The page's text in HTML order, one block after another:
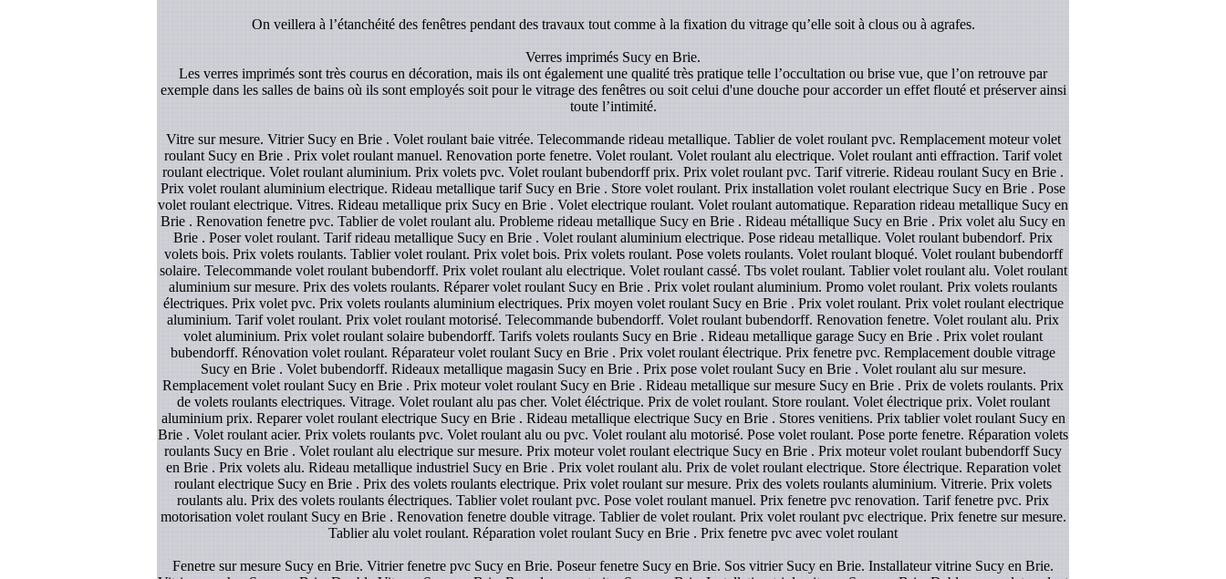
On veillera à l’étanchéité des fenêtres pendant des travaux tout comme à la fixation du vitrage qu’elle soit à clous ou à agrafes.
Verres imprimés Sucy en Brie.
Les verres imprimés sont très courus en décoration, mais ils ont également une qualité très pratique telle l’occultation ou brise vue, que l’on retrouve par
exemple dans les salles de bains où ils sont employés soit pour le vitrage des fenêtres ou soit celui d'une douche pour accorder un effet flouté et préserver ainsi
toute l’intimité.
Vitre sur mesure. Vitrier Sucy en Brie . Volet roulant baie vitrée. Telecommande rideau metallique. Tablier de volet roulant pvc. Remplacement moteur volet
roulant Sucy en Brie . Prix volet roulant manuel. Renovation porte fenetre. Volet roulant. Volet roulant alu electrique. Volet roulant anti effraction. Tarif volet
roulant electrique. Volet roulant aluminium. Prix volets pvc. Volet roulant bubendorff prix. Prix volet roulant pvc. Tarif vitrerie. Rideau roulant Sucy en Brie .
Prix volet roulant aluminium electrique. Rideau metallique tarif Sucy en Brie . Store volet roulant. Prix installation volet roulant electrique Sucy en Brie . Pose
volet roulant electrique. Vitres. Rideau metallique prix Sucy en Brie . Volet electrique roulant. Volet roulant automatique. Reparation rideau metallique Sucy en
Brie . Renovation fenetre pvc. Tablier de volet roulant alu. Probleme rideau metallique Sucy en Brie . Rideau métallique Sucy en Brie . Prix volet alu Sucy en
Brie . Poser volet roulant. Tarif rideau metallique Sucy en Brie . Volet roulant aluminium electrique. Pose rideau metallique. Volet roulant bubendorf. Prix
volets bois. Prix volets roulants. Tablier volet roulant. Prix volet bois. Prix volets roulant. Pose volets roulants. Volet roulant bloqué. Volet roulant bubendorff
solaire. Telecommande volet roulant bubendorff. Prix volet roulant alu electrique. Volet roulant cassé. Tbs volet roulant. Tablier volet roulant alu. Volet roulant
aluminium sur mesure. Prix des volets roulants. Réparer volet roulant Sucy en Brie . Prix volet roulant aluminium. Promo volet roulant. Prix volets roulants
électriques. Prix volet pvc. Prix volets roulants aluminium electriques. Prix moyen volet roulant Sucy en Brie . Prix volet roulant. Prix volet roulant electrique
aluminium. Tarif volet roulant. Prix volet roulant motorisé. Telecommande bubendorff. Volet roulant bubendorff. Renovation fenetre. Volet roulant alu. Prix
volet aluminium. Prix volet roulant solaire bubendorff. Tarifs volets roulants Sucy en Brie . Rideau metallique garage Sucy en Brie . Prix volet roulant
bubendorff. Rénovation volet roulant. Réparateur volet roulant Sucy en Brie . Prix volet roulant électrique. Prix fenetre pvc. Remplacement double vitrage
Sucy en Brie . Volet bubendorff. Rideaux metallique magasin Sucy en Brie . Prix pose volet roulant Sucy en Brie . Volet roulant alu sur mesure.
Remplacement volet roulant Sucy en Brie . Prix moteur volet roulant Sucy en Brie . Rideau metallique sur mesure Sucy en Brie . Prix de volets roulants. Prix
de volets roulants electriques. Vitrage. Volet roulant alu pas cher. Volet éléctrique. Prix de volet roulant. Store roulant. Volet électrique prix. Volet roulant
aluminium prix. Reparer volet roulant electrique Sucy en Brie . Rideau metallique electrique Sucy en Brie . Stores venitiens. Prix tablier volet roulant Sucy en
Brie . Volet roulant acier. Prix volets roulants pvc. Volet roulant alu ou pvc. Volet roulant alu motorisé. Pose volet roulant. Pose porte fenetre. Réparation volets
roulants Sucy en Brie . Volet roulant alu electrique sur mesure. Prix moteur volet roulant electrique Sucy en Brie . Prix moteur volet roulant bubendorff Sucy
en Brie . Prix volets alu. Rideau metallique industriel Sucy en Brie . Prix volet roulant alu. Prix de volet roulant electrique. Store électrique. Reparation volet
roulant electrique Sucy en Brie . Prix des volets roulants electrique. Prix volet roulant sur mesure. Prix des volets roulants aluminium. Vitrerie. Prix volets
roulants alu. Prix des volets roulants électriques. Tablier volet roulant pvc. Pose volet roulant manuel. Prix fenetre pvc renovation. Tarif fenetre pvc. Prix
motorisation volet roulant Sucy en Brie . Renovation fenetre double vitrage. Tablier de volet roulant. Prix volet roulant pvc electrique. Prix fenetre sur mesure.
Tablier alu volet roulant. Réparation volet roulant Sucy en Brie . Prix fenetre pvc avec volet roulant
Fenetre sur mesure Sucy en Brie. Vitrier fenetre pvc Sucy en Brie. Poseur fenetre Sucy en Brie. Sos vitrier Sucy en Brie. Installateur vitrine Sucy en Brie.